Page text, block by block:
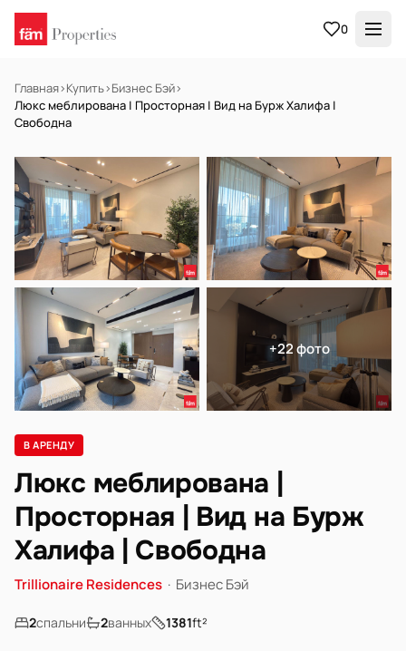
0
Главная›Купить›Бизнес Бэй›
Люкс меблирована | Просторная | Вид на Бурж Халифа |
Свободна
В АРЕНДУ Готов к заселению
+22 фото
В АРЕНДУ
Люкс меблирована |
Просторная | Вид на Бурж
Халифа | Свободна
Trillionaire Residences · Бизнес Бэй
2спальни 2ванных 1381ft²